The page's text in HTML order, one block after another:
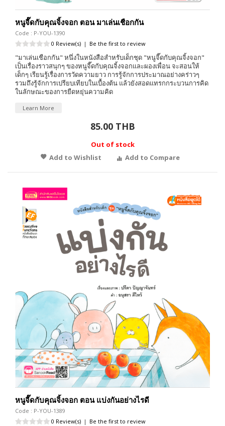
หนูจี๊ดกับคุณจิ้งจอก ตอน มาเล่นเชือกกัน
Code : P-YOU-1390
0 Review(s) | Be the first to review
"มาเล่นเชือกกัน" หนึ่งในหนังสือสำหรับเด็กชุด "หนูจี๊ดกับคุณจิ้งจอก"
เป็นเรื่องราวสนุกๆ ของหนูจี๊ดกับคุณจิ้งจอกและผองเพื่อน จะสอนให้
เด็กๆ เรียนรู้เรื่องการวัดความยาว การรู้จักการประมาณอย่างคร่าวๆ
รวมถึงรู้จักการเปรียบเทียบในเบื้องต้น แล้วยังสอดแทรกกระบวนการคิด
ในลักษณะของการยืดหยุ่นความคิด
Learn More
85.00 THB
Out of stock
Add to Wishlist
Add to Compare
หนูจี๊ดกับคุณจิ้งจอก ตอน แบ่งกันอย่างไรดี
Code : P-YOU-1389
0 Review(s) | Be the first to review